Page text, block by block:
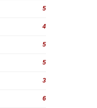
5
4
5
5
3
6